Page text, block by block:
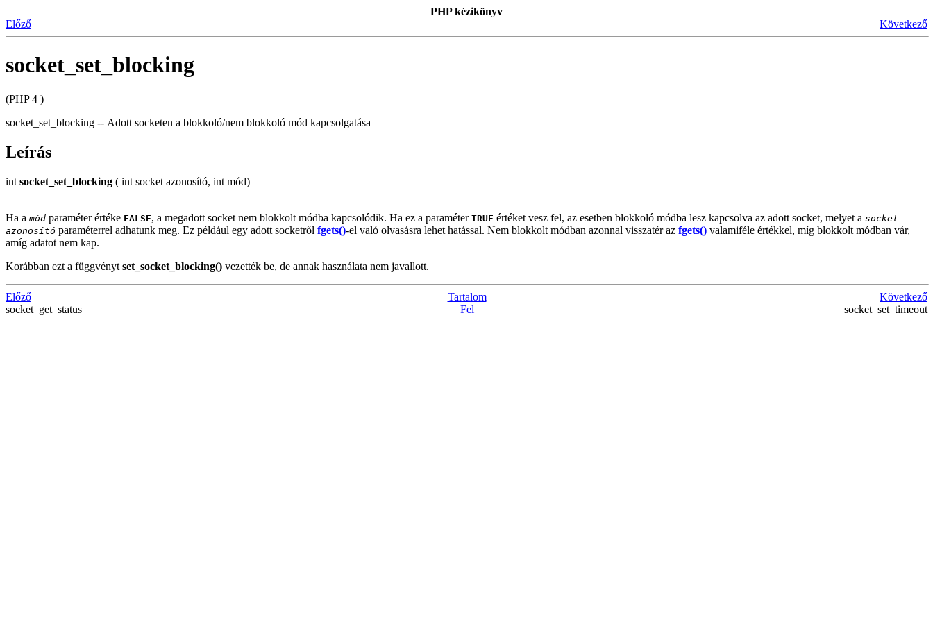
PHP kézikönyv
Előző
Következő
socket_set_blocking
(PHP 4 )
socket_set_blocking -- Adott socketen a blokkoló/nem blokkoló mód kapcsolgatása
Leírás
int socket_set_blocking ( int socket azonosító, int mód)
Ha a mód paraméter értéke FALSE, a megadott socket nem blokkolt módba kapcsolódik. Ha ez a paraméter TRUE értéket vesz fel, az esetben blokkoló módba lesz kapcsolva az adott socket, melyet a socket
azonosító paraméterrel adhatunk meg. Ez például egy adott socketről fgets()-el való olvasásra lehet hatással. Nem blokkolt módban azonnal visszatér az fgets() valamiféle értékkel, míg blokkolt módban vár,
amíg adatot nem kap.
Korábban ezt a függvényt set_socket_blocking() vezették be, de annak használata nem javallott.
Előző Tartalom
Következő
socket_get_status
Fel socket_set_timeout